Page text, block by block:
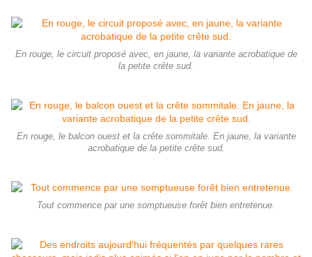
En rouge, le circuit proposé avec, en jaune, la variante acrobatique de
la petite crête sud.
En rouge, le balcon ouest et la crête sommitale. En jaune, la variante
acrobatique de la petite crête sud.
Tout commence par une somptueuse forêt bien entretenue.